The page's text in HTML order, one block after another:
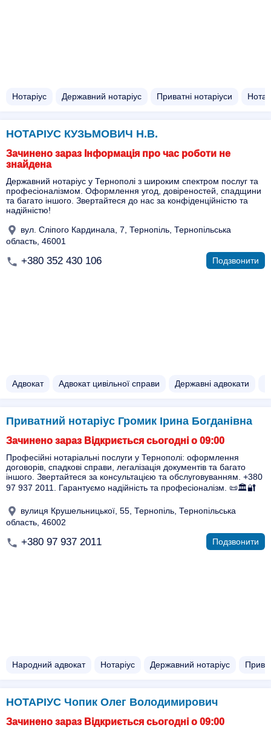
Нотаріус Державний нотаріус Приватні нотаріуси
НОТАРІУС КУЗЬМОВИЧ Н.В.
Зачинено зараз Інформація про час роботи не
знайдена
Державний нотаріус у Тернополі з широким спектром послуг та
професіоналізмом. Оформлення угод, довіреностей, спадщини
та багато іншого. Звертайтеся до нас за конфіденційністю та
надійністю!
вул. Сліпого Кардинала, 7, Тернопіль, Тернопільська
область, 46001
+380 352 430 106 Подзвонити
Адвокат Адвокат цивільної справи Державні адвокати
Приватний нотаріус Громик Ірина Богданівна
Зачинено зараз Відкриється сьогодні о 09:00
Професійні нотаріальні послуги у Тернополі: оформлення
договорів, спадкові справи, легалізація документів та багато
іншого. Звертайтеся за консультацією та обслуговуванням. +380
97 937 2011. Гарантуємо надійність та професіоналізм. 📜🏛️🔐
вулиця Крушельницької, 55, Тернопіль, Тернопільська
область, 46002
+380 97 937 2011 Подзвонити
Народний адвокат Нотаріус Державний нотаріус
НОТАРІУС Чопик Олег Володимирович
Зачинено зараз Відкриється сьогодні о 09:00